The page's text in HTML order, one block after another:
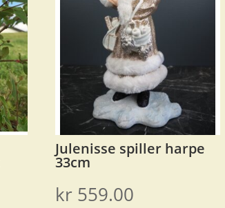
Julenisse spiller harpe
33cm
kr 559.00